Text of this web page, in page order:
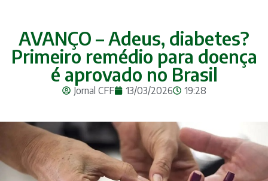
AVANÇO – Adeus, diabetes?
Primeiro remédio para doença
é aprovado no Brasil
Jornal CFF 13/03/2026 19:28